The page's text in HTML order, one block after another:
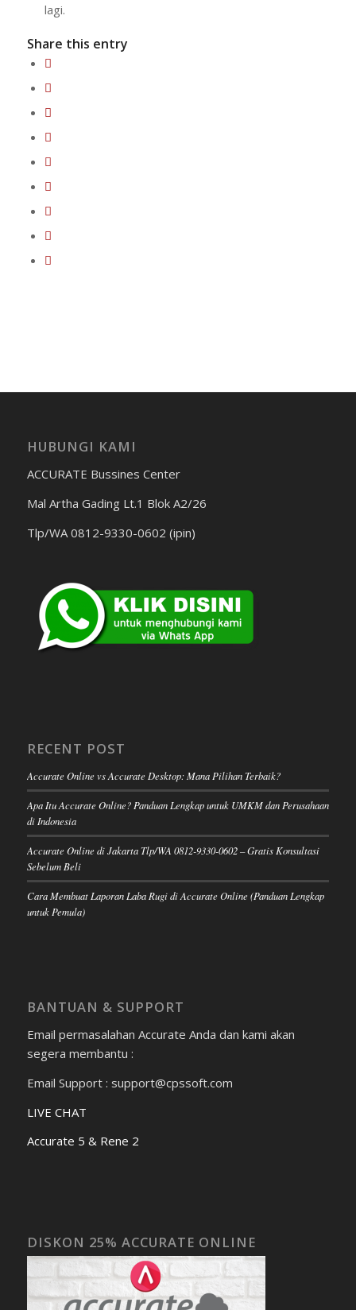
lagi.
Share this entry
HUBUNGI KAMI
ACCURATE Bussines Center
Mal Artha Gading Lt.1 Blok A2/26
Tlp/WA 0812-9330-0602 (ipin)
RECENT POST
Accurate Online vs Accurate Desktop: Mana Pilihan Terbaik?
Apa Itu Accurate Online? Panduan Lengkap untuk UMKM dan Perusahaan
di Indonesia
Accurate Online di Jakarta Tlp/WA 0812-9330-0602 – Gratis Konsultasi
Sebelum Beli
Cara Membuat Laporan Laba Rugi di Accurate Online (Panduan Lengkap
untuk Pemula)
BANTUAN & SUPPORT
Email permasalahan Accurate Anda dan kami akan
segera membantu :
Email Support : support@cpssoft.com
LIVE CHAT
Accurate 5 & Rene 2
DISKON 25% ACCURATE ONLINE